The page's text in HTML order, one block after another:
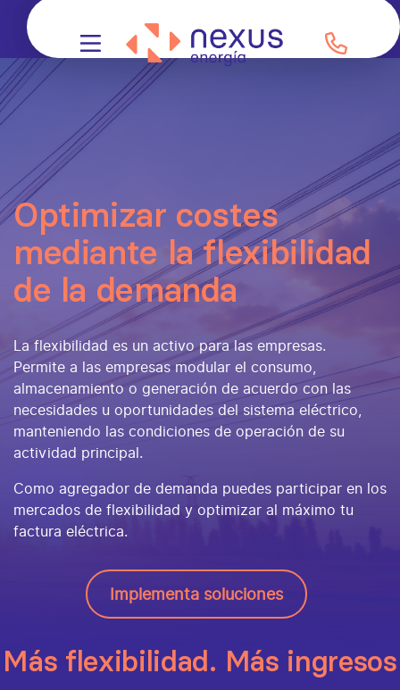
Optimizar costes
mediante la flexibilidad
de la demanda
La flexibilidad es un activo para las empresas.
Permite a las empresas modular el consumo,
almacenamiento o generación de acuerdo con las
necesidades u oportunidades del sistema eléctrico,
manteniendo las condiciones de operación de su
actividad principal.
Como agregador de demanda puedes participar en los
mercados de flexibilidad y optimizar al máximo tu
factura eléctrica.
Implementa soluciones
Más flexibilidad. Más ingresos